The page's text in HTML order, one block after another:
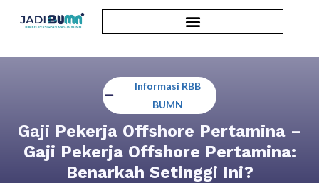
Informasi RBB
BUMN
Gaji Pekerja Offshore Pertamina –
Gaji Pekerja Offshore Pertamina:
Benarkah Setinggi Ini?